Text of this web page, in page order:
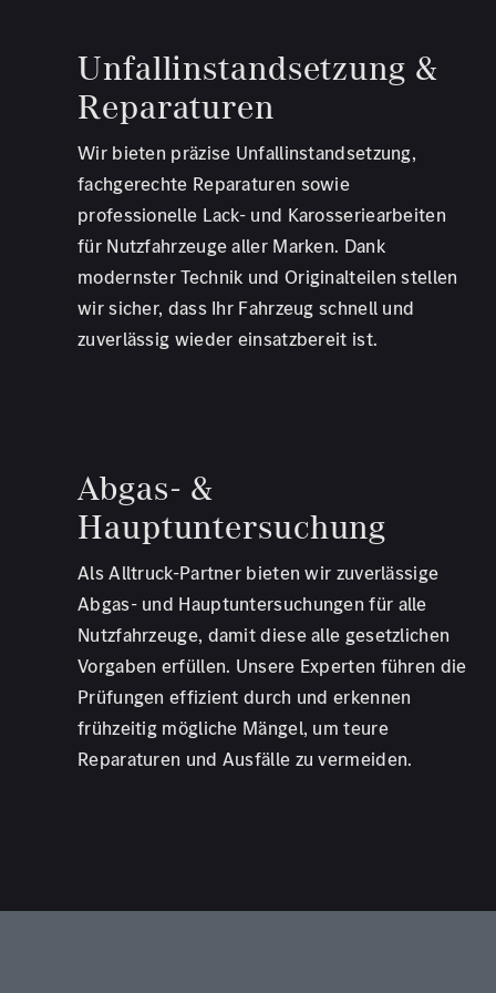
Unfallinstandsetzung &
Reparaturen
Wir bieten präzise Unfallinstandsetzung,
fachgerechte Reparaturen sowie
professionelle Lack- und Karosseriearbeiten
für Nutzfahrzeuge aller Marken. Dank
modernster Technik und Originalteilen stellen
wir sicher, dass Ihr Fahrzeug schnell und
zuverlässig wieder einsatzbereit ist.
Abgas- &
Hauptuntersuchung
Als Alltruck-Partner bieten wir zuverlässige
Abgas- und Hauptuntersuchungen für alle
Nutzfahrzeuge, damit diese alle gesetzlichen
Vorgaben erfüllen. Unsere Experten führen die
Prüfungen effizient durch und erkennen
frühzeitig mögliche Mängel, um teure
Reparaturen und Ausfälle zu vermeiden.